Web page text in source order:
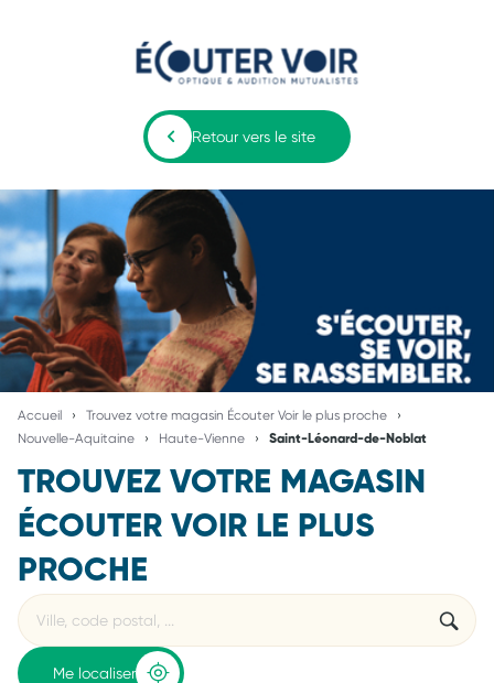
Retour vers le site
Accueil
Trouvez votre magasin Écouter Voir le plus proche
Nouvelle-Aquitaine
Haute-Vienne Saint-Léonard-de-Noblat
TROUVEZ VOTRE MAGASIN
ÉCOUTER VOIR LE PLUS
PROCHE
Rechercher
établissement
Veuillez
renseigner
une
adresse
{{count}}
résultat(s)
trouvé(s)
Me localiser